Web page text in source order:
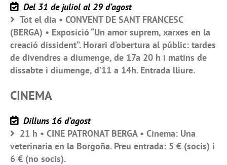
Del 31 de juliol al 29 d’agost
Tot el dia • CONVENT DE SANT FRANCESC
(BERGA) • Exposició “Un amor suprem, xarxes en la
creació dissident”. Horari d’obertura al públic: tardes
de divendres a diumenge, de 17a 20 h i matins de
dissabte i diumenge, d’11 a 14h. Entrada lliure.
CINEMA
Dilluns 16 d’agost
21 h • CINE PATRONAT BERGA • Cinema: Una
veterinaria en la Borgoña. Preu entrada: 5 € (socis) i
6 € (no socis).